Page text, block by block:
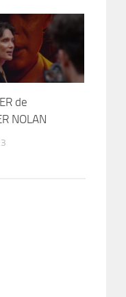
de
NOLAN